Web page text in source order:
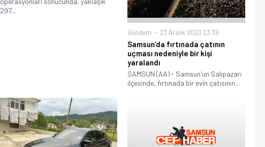
297...
Gündem 23 Aralık 2023 23:39
Samsun’da fırtınada çatının
uçması nedeniyle bir kişi
yaralandı
SAMSUN (AA) - Samsun'un Salıpazarı
ilçesinde, fırtınada bir evin çatısının...